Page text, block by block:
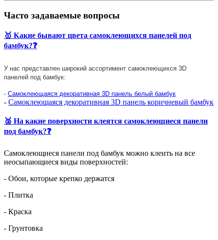
Часто задаваемые вопросы
🥇 Какие бывают цвета самоклеющихся панелей под
бамбук?❓
У нас представлен широкий ассортимент самоклеющихся 3D
панелей под бамбук:
- Самоклеющаяся декоративная 3D панель белый бамбук
- Самоклеющаяся декоративная 3D панель коричневый бамбук
🥈 На какие поверхности клеятся самоклеющиеся панели
под бамбук?❓
Самоклеющиеся панели под бамбук можно клеить на все
неосыпающиеся виды поверхностей:
- Обои, которые крепко держатся
- Плитка
- Краска
- Грунтовка